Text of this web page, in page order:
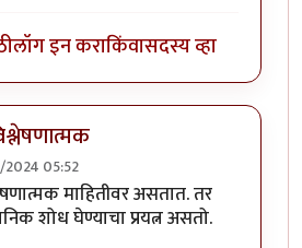
लॉग इन कराकिंवासदस्य व्हा
2024 05:52
माहितीवर असतात. तर
शोध घेण्याचा प्रयत्न असतो.